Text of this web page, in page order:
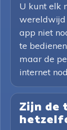
U kunt elk
wereldwijd
app niet
te
maar de
internet
Zijn de